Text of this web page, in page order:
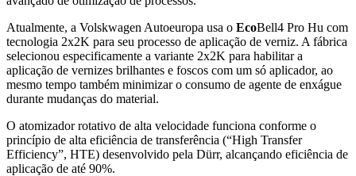
Atualmente, a Volskwagen Autoeuropa usa o EcoBell4 Pro Hu com
tecnologia 2x2K para seu processo de aplicação de verniz. A fábrica
selecionou especificamente a variante 2x2K para habilitar a
aplicação de vernizes brilhantes e foscos com um só aplicador, ao
mesmo tempo também minimizar o consumo de agente de enxágue
durante mudanças do material.
O atomizador rotativo de alta velocidade funciona conforme o
princípio de alta eficiência de transferência (“High Transfer
Efficiency”, HTE) desenvolvido pela Dürr, alcançando eficiência de
aplicação de até 90%.